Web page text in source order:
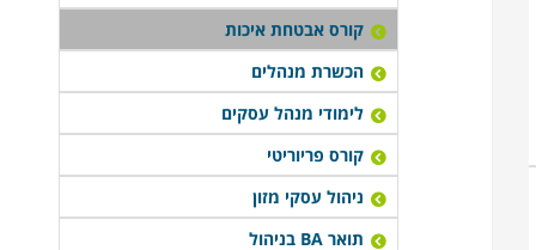
קורס אבטחת איכות
הכשרת מנהלים
לימודי מנהל עסקים
קורס פריוריטי
ניהול עסקי מזון
תואר BA בניהול